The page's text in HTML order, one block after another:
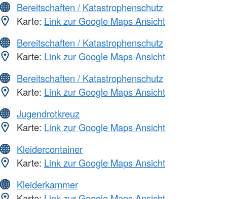
Bereitschaften / Katastrophenschutz
Karte: Link zur Google Maps Ansicht
Bereitschaften / Katastrophenschutz
Karte: Link zur Google Maps Ansicht
Bereitschaften / Katastrophenschutz
Karte: Link zur Google Maps Ansicht
Jugendrotkreuz
Karte: Link zur Google Maps Ansicht
Kleidercontainer
Karte: Link zur Google Maps Ansicht
Kleiderkammer